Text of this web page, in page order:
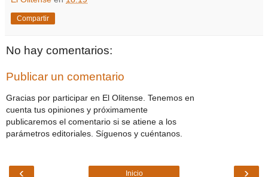
Compartir
No hay comentarios:
Publicar un comentario
Gracias por participar en El Olitense. Tenemos en
cuenta tus opiniones y próximamente
publicaremos el comentario si se atiene a los
parámetros editoriales. Síguenos y cuéntanos.
‹ ›
Inicio